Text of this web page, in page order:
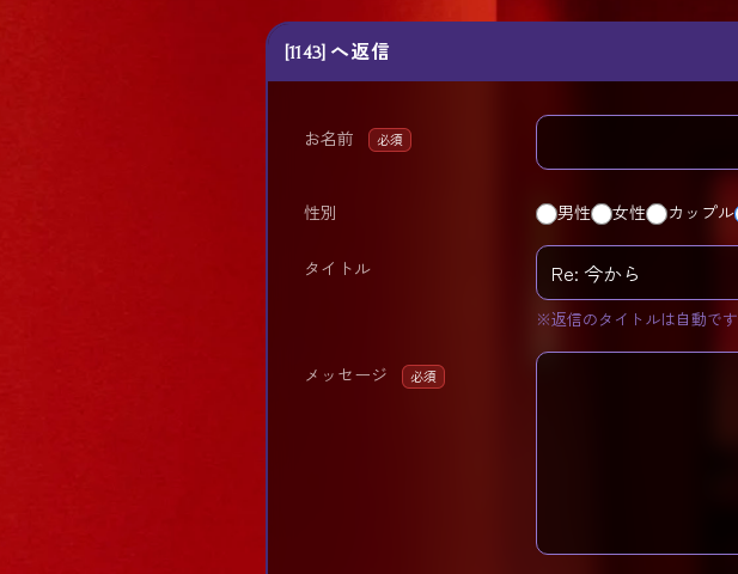
[1143] へ返信
お名前 必須
性別 男性 女性 カップル
タイトル
※返信のタイトルは自動です
メッセージ 必須